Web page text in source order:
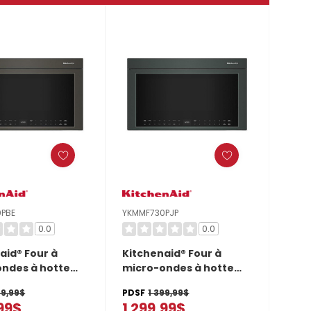
0.0
Four à
à hotte
de
YKMMF730PJP
0.0
Kitchenaid® Four à
micro-ondes à hotte
avec modes de
PDSF 1 399,99$